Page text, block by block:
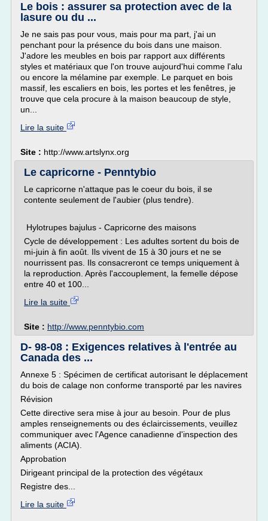
Le bois : assurer sa protection avec de la
lasure ou du ...
Je ne sais pas pour vous, mais pour ma part, j'ai un
penchant pour la présence du bois dans une maison.
J'adore les meubles en bois par rapport aux différents
styles et matériaux que l'on trouve aujourd'hui comme l'alu
ou encore la mélamine par exemple. Le parquet en bois
massif, les escaliers en bois, les portes et les fenêtres, je
trouve que cela procure à la maison beaucoup de style,
un...
Lire la suite
Site : http://www.artslynx.org
Le capricorne - Penntybio
Le capricorne n'attaque pas le coeur du bois, il se
contente seulement de l'aubier (plus tendre).
Hylotrupes bajulus - Capricorne des maisons
Cycle de développement : Les adultes sortent du bois de
mi-juin à fin août. Ils vivent de 15 à 30 jours et ne se
nourrissent pas. Ils consacreront ce temps uniquement à
la reproduction. Après l'accouplement, la femelle dépose
entre 40 et 100...
Lire la suite
Site : http://www.penntybio.com
D- 98-08 : Exigences relatives à l'entrée au
Canada des ...
Annexe 5 : Spécimen de certificat autorisant le déplacement
du bois de calage non conforme transporté par les navires
Révision
Cette directive sera mise à jour au besoin. Pour de plus
amples renseignements ou des éclaircissements, veuillez
communiquer avec l'Agence canadienne d'inspection des
aliments (ACIA).
Approbation
Dirigeant principal de la protection des végétaux
Registre des...
Lire la suite